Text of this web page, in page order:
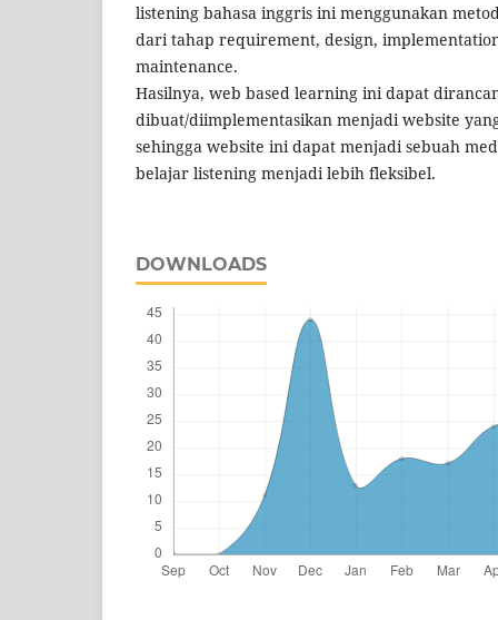
listening bahasa inggris ini menggunakan
dari tahap requirement, design,
maintenance.
Hasilnya, web based learning ini dapat
dibuat/diimplementasikan menjadi website
sehingga website ini dapat menjadi sebuah
belajar listening menjadi lebih fleksibel.
DOWNLOADS